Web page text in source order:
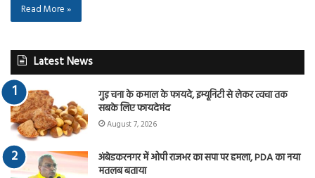
Read More »
Latest News
गुड़ चना के कमाल के फायदे, इम्यूनिटी से लेकर त्वचा तक
सबके लिए फायदेमंद
August 7, 2026
अंबेडकरनगर में ओपी राजभर का सपा पर हमला, PDA का नया
मतलब बताया